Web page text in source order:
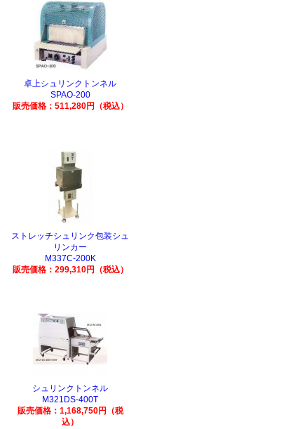
卓上シュリンクトンネル
SPAO-200
販売価格：511,280円（税込）
ストレッチシュリンク包装シュ
リンカー
M337C-200K
販売価格：299,310円（税込）
シュリンクトンネル
M321DS-400T
販売価格：1,168,750円（税
込）